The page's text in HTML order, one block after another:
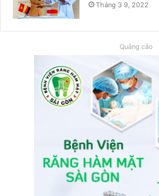
Tháng 3 9, 2022
Quảng cáo